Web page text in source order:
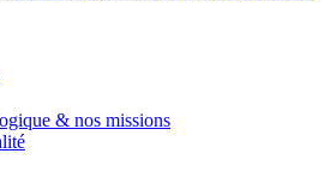
& nos missions